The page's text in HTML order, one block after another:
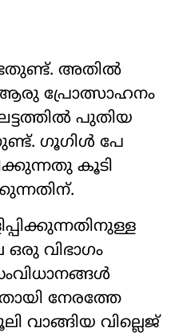
അതിൽ
പ്രോത്സാഹനം
പുതിയ
ഗൂഗിൾ പേ
കൂടി
വിഭാഗം
നേരത്തേ
വാങ്ങിയ വില്ലെജ്